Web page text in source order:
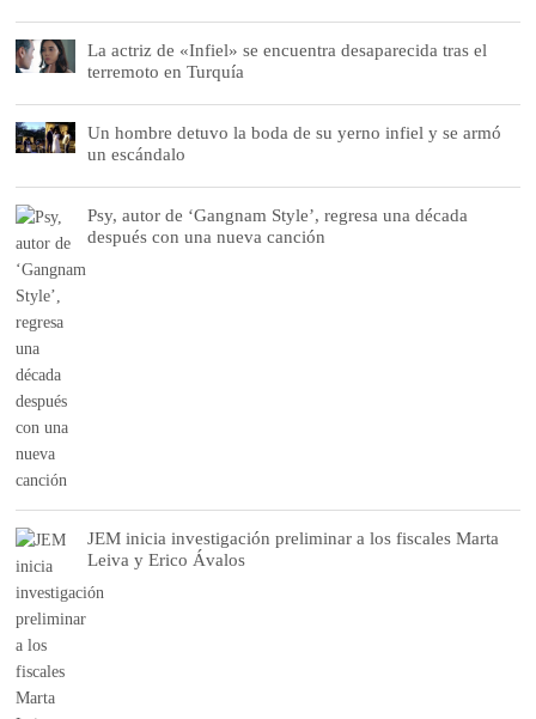
La actriz de «Infiel» se encuentra desaparecida tras el
terremoto en Turquía
Un hombre detuvo la boda de su yerno infiel y se armó
un escándalo
Psy, autor de ‘Gangnam Style’, regresa una década
después con una nueva canción
JEM inicia investigación preliminar a los fiscales Marta
Leiva y Erico Ávalos